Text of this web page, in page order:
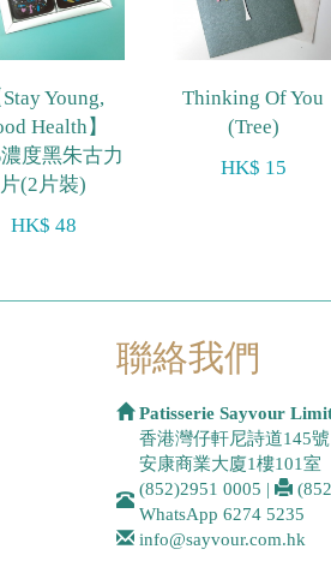
Stay Young,
Health】
度黑朱古力
片(2片裝)
HK$ 48
Thinking Of You
(Tree)
HK$ 15
聯絡我們
Patisserie Sayvour
香港灣仔軒尼詩道145號
安康商業大廈1樓101室
(852)2951 0005 |
WhatsApp 6274 5235
info@sayvour.com.hk